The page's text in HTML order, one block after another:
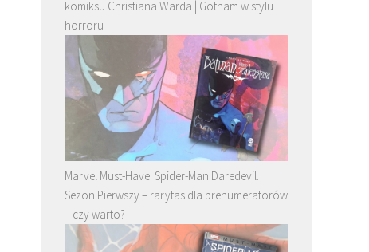
komiksu Christiana Warda | Gotham w stylu
horroru
Marvel Must-Have: Spider-Man Daredevil.
Sezon Pierwszy – rarytas dla prenumeratorów
– czy warto?